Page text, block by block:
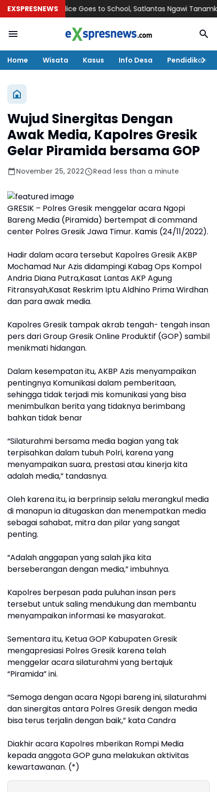
EXSPRESNEWSPolice Goes to School, Satlantas Ngawi Tanamkan
Home Wisata Kasus Info Desa Pendidikan
Wujud Sinergitas Dengan
Awak Media, Kapolres Gresik
Gelar Piramida bersama GOP
November 25, 2022 Read less than a minute
GRESIK – Polres Gresik menggelar acara Ngopi
Bareng Media (Piramida) bertempat di command
center Polres Gresik Jawa Timur. Kamis (24/11/2022).
Hadir dalam acara tersebut Kapolres Gresik AKBP
Mochamad Nur Azis didampingi Kabag Ops Kompol
Andria Diana Putra,Kasat Lantas AKP Agung
Fitransyah,Kasat Reskrim Iptu Aldhino Prima Wirdhan
dan para awak media.
Kapolres Gresik tampak akrab tengah- tengah insan
pers dari Group Gresik Online Produktif (GOP) sambil
menikmati hidangan.
Dalam kesempatan itu, AKBP Azis menyampaikan
pentingnya Komunikasi dalam pemberitaan,
sehingga tidak terjadi mis komunikasi yang bisa
menimbulkan berita yang tidaknya berimbang
bahkan tidak benar
“Silaturahmi bersama media bagian yang tak
terpisahkan dalam tubuh Polri, karena yang
menyampaikan suara, prestasi atau kinerja kita
adalah media,” tandasnya.
Oleh karena itu, ia berprinsip selalu merangkul media
di manapun ia ditugaskan dan menempatkan media
sebagai sahabat, mitra dan pilar yang sangat
penting.
“Adalah anggapan yang salah jika kita
berseberangan dengan media,” imbuhnya.
Kapolres berpesan pada puluhan insan pers
tersebut untuk saling mendukung dan membantu
menyampaikan informasi ke masyarakat.
Sementara itu, Ketua GOP Kabupaten Gresik
mengapresiasi Polres Gresik karena telah
menggelar acara silaturahmi yang bertajuk
“Piramida” ini.
“Semoga dengan acara Ngopi bareng ini, silaturahmi
dan sinergitas antara Polres Gresik dengan media
bisa terus terjalin dengan baik,” kata Candra
Diakhir acara Kapolres mberikan Rompi Media
kepada anggota GOP guna melakukan aktivitas
kewartawanan. (*)